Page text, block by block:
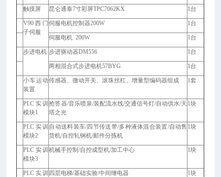
触摸屏 昆仑通泰7寸彩屏TPC7062KX 1台
V90 西门
子伺服
伺服电机控制器200W 1台
伺服电机 200W 1台
步进电机 步进驱动器DM556 1台
两相混合式步进电机57BYG 1台
小车运动
装置
传感器、微动开关、滚珠丝杠、增量型编码器组成 1套
PLC 实训
模块1
抢答器/音乐喷泉/装配流水线/交通信号灯/自动供水/天
塔之光
1块
PLC 实训
模块2
自动送料装车/四节传送带/多种液体混合装置/自动售
货机/自控轧钢机/邮件分拣机
1块
PLC 实训
模块3
机械手控制/自控成型机/加工中心 1块
PLC 实训 四层电梯/基础实验/中间继电器 1块